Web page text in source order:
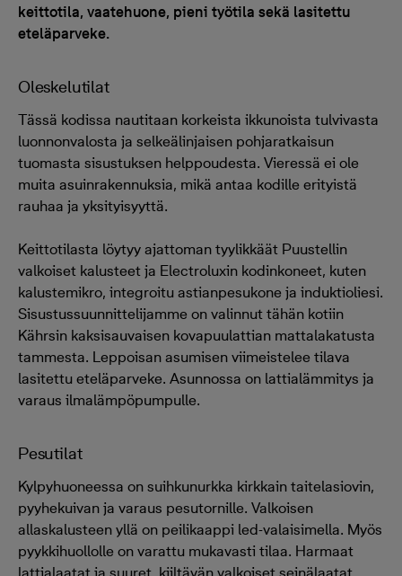
keittotila, vaatehuone, pieni työtila sekä lasitettu
eteläparveke.
Oleskelutilat
Tässä kodissa nautitaan korkeista ikkunoista tulvivasta
luonnonvalosta ja selkeälinjaisen pohjaratkaisun
tuomasta sisustuksen helppoudesta. Vieressä ei ole
muita asuinrakennuksia, mikä antaa kodille erityistä
rauhaa ja yksityisyyttä.
Keittotilasta löytyy ajattoman tyylikkäät Puustellin
valkoiset kalusteet ja Electroluxin kodinkoneet, kuten
kalustemikro, integroitu astianpesukone ja induktioliesi.
Sisustussuunnittelijamme on valinnut tähän kotiin
Kährsin kaksisauvaisen kovapuulattian mattalakatusta
tammesta. Leppoisan asumisen viimeistelee tilava
lasitettu eteläparveke. Asunnossa on lattialämmitys ja
varaus ilmalämpöpumpulle.
Pesutilat
Kylpyhuoneessa on suihkunurkka kirkkain taitelasiovin,
pyyhekuivan ja varaus pesutornille. Valkoisen
allaskalusteen yllä on peilikaappi led-valaisimella. Myös
pyykkihuollolle on varattu mukavasti tilaa. Harmaat
lattialaatat ja suuret, kiiltävän valkoiset seinälaatat